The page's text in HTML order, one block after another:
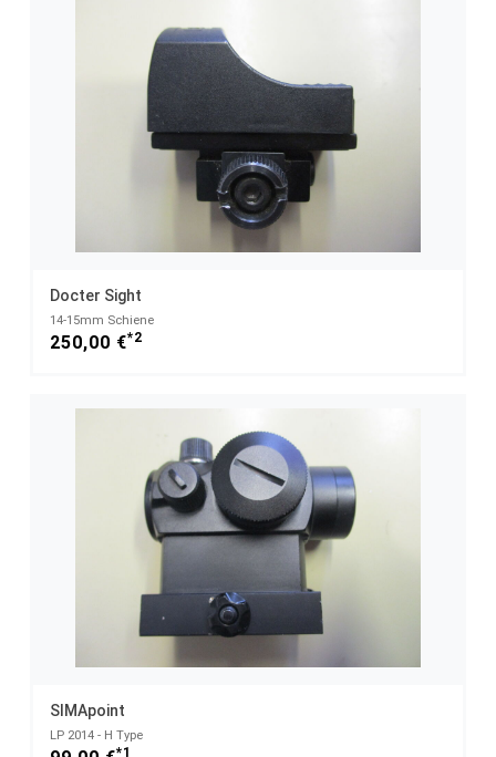
Docter Sight
14-15mm Schiene
250,00 €*2
SIMApoint
LP 2014 - H Type
*1